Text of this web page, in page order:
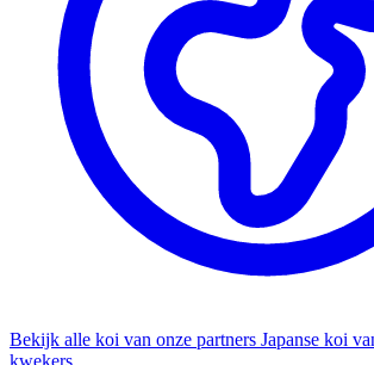
Bekijk alle koi van onze partners Japanse koi
kwekers